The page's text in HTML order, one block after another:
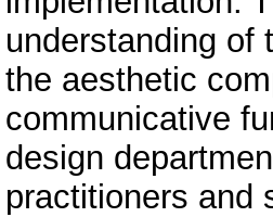
understanding of
the aesthetic
communicative
design
practitioners and